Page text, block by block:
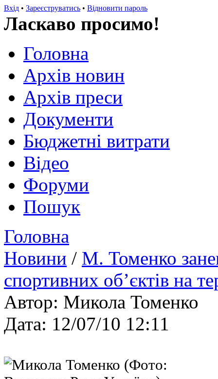
Вхід • Зареєструватись • Відновити пароль
Ласкаво просимо!
Головна
Архів новин
Архів преси
Документи
Бюджетні витрати
Відео
Форуми
Пошук
Головна
Новини / М. Томенко
спортивних об’єктів на
Автор: Микола Томенко
Дата: 12/07/10 12:11